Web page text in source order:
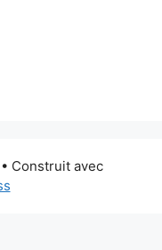
• Construit avec